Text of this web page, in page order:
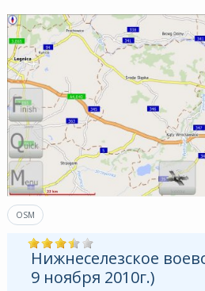
OSM
Нижнеселезское
9 ноября 2010г.)